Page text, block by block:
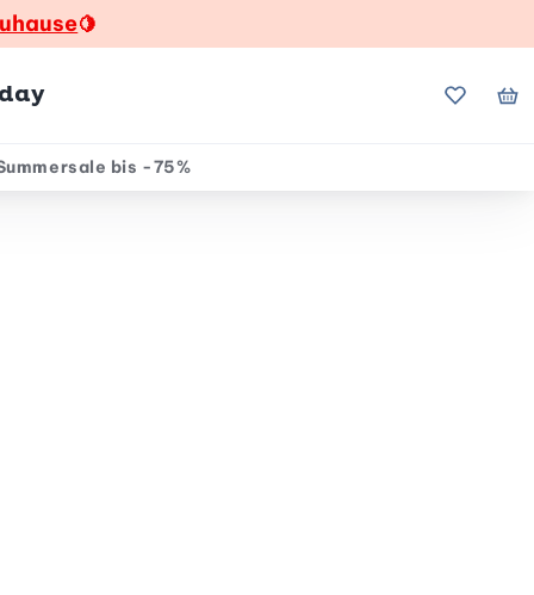
🍋
Meine
bis -75%